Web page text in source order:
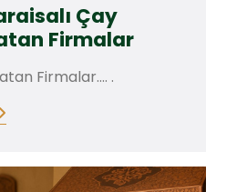
Çay
Firmalar
Firmalar.... .